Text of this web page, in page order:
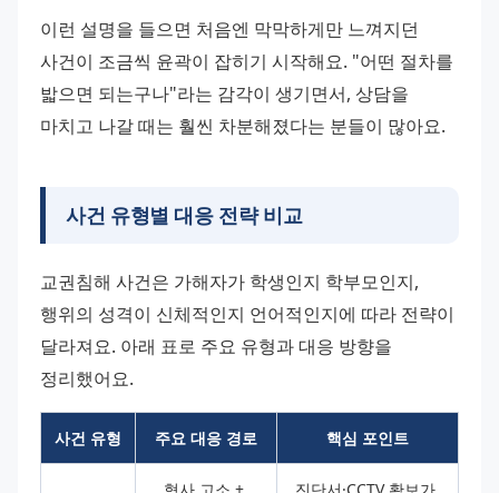
이런 설명을 들으면 처음엔 막막하게만 느껴지던
사건이 조금씩 윤곽이 잡히기 시작해요. "어떤 절차를
밟으면 되는구나"라는 감각이 생기면서, 상담을
마치고 나갈 때는 훨씬 차분해졌다는 분들이 많아요.
사건 유형별 대응 전략 비교
교권침해 사건은 가해자가 학생인지 학부모인지,
행위의 성격이 신체적인지 언어적인지에 따라 전략이
달라져요. 아래 표로 주요 유형과 대응 방향을
정리했어요.
사건 유형 주요 대응 경로 핵심 포인트